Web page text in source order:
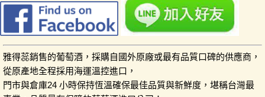
雅得蕊銷售的葡萄酒，採購自國外原廠或最有品質口碑的供應商，
從原產地全程採用海運溫控進口，
門市與倉庫24 小時保持恆溫確保最佳品質與新鮮度，堪稱台灣最